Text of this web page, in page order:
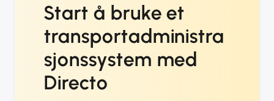
Start å bruke et
transportadministra
sjonssystem med
Directo